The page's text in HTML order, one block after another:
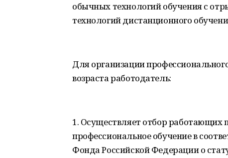
обычных технологий обучения с
технологий дистанционного
Для организации
возраста работодатель:
1. Осуществляет отбор работающих
профессиональное обучение в
Фонда Российской Федерации о